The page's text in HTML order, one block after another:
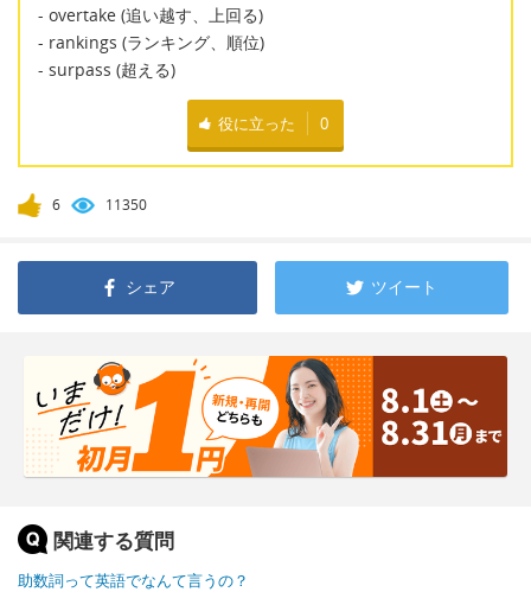
- overtake (追い越す、上回る)
- rankings (ランキング、順位)
- surpass (超える)
役に立った 0
6 11350
シェア ツイート
関連する質問
助数詞って英語でなんて言うの？